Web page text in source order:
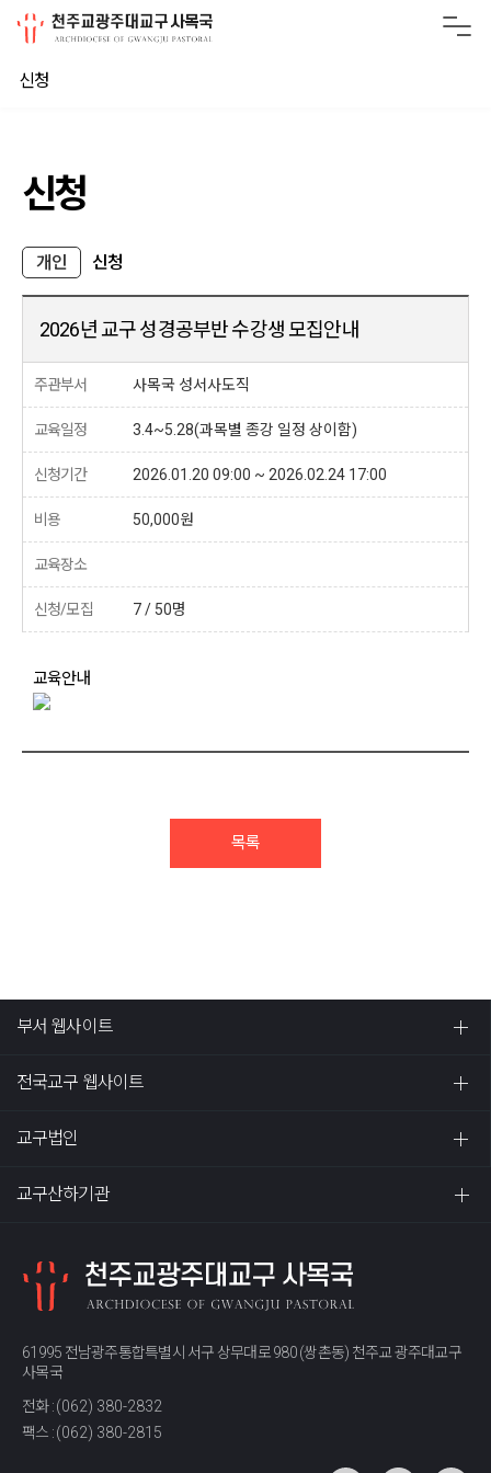
신청
신청
개인 신청
2026년 교구 성경공부반 수강생 모집안내
주관부서 사목국 성서사도직
교육일정 3.4~5.28(과목별 종강 일정 상이함)
신청기간 2026.01.20 09:00 ~ 2026.02.24 17:00
비용 50,000원
교육장소
신청/모집 7 / 50명
교육안내
목록
부서 웹사이트
전국교구 웹사이트
교구법인
교구산하기관
61995 전남광주통합특별시 서구 상무대로 980 (쌍촌동) 천주교 광주대교구
사목국
전화 :(062) 380-2832
팩스 :(062) 380-2815